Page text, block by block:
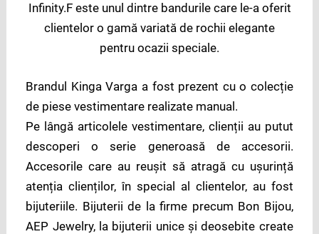
Infinity.F este unul dintre bandurile care le-a oferit
clientelor o gamă variată de rochii elegante
pentru ocazii speciale.
Brandul Kinga Varga a fost prezent cu o colecție
de piese vestimentare realizate manual.
Pe lângă articolele vestimentare, clienții au putut
descoperi o serie generoasă de accesorii.
Accesorile care au reușit să atragă cu ușurință
atenția clienților, în special al clientelor, au fost
bijuteriile. Bijuterii de la firme precum Bon Bijou,
AEP Jewelry, la bijuterii unice și deosebite create